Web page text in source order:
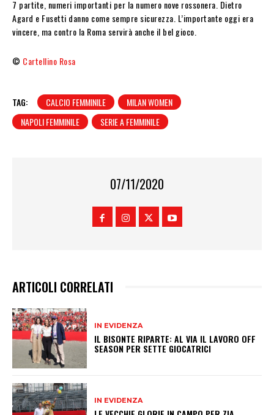
7 partite, numeri importanti per la numero nove rossonera. Dietro
Agard e Fusetti danno come sempre sicurezza. L’importante oggi era
vincere, ma contro la Roma servirà anche il bel gioco.
© Cartellino Rosa
TAG: CALCIO FEMMINILE
MILAN WOMEN
NAPOLI FEMMINILE
SERIE A FEMMINILE
07/11/2020
ARTICOLI CORRELATI
IN EVIDENZA
IL BISONTE RIPARTE: AL VIA IL LAVORO OFF
SEASON PER SETTE GIOCATRICI
IN EVIDENZA